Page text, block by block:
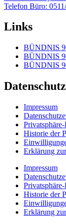
Telefon Büro:
Links
BÜNDNIS
BÜNDNIS
BÜNDNIS
Datenschutz
Impressum
Historie der
Erklärung
Impressum
Historie der
Erklärung